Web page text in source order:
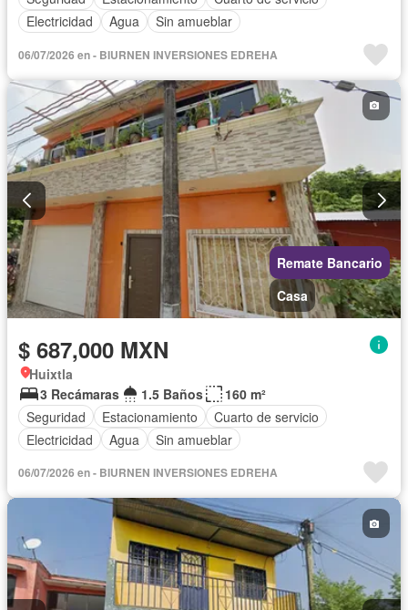
Electricidad
Agua Sin amueblar
06/07/2026 en - BIURNEN INVERSIONES EDREHA
Remate Bancario
Casa
$ 687,000 MXN
Huixtla
3 Recámaras
1.5 Baños
160 m²
Seguridad
Estacionamiento
Cuarto de servicio
Electricidad
Agua Sin amueblar
06/07/2026 en - BIURNEN INVERSIONES EDREHA